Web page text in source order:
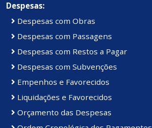
Despesas:
Despesas com Obras
Despesas com Passagens
Despesas com Restos a Pagar
Despesas com Subvenções
Empenhos e Favorecidos
Liquidações e Favorecidos
Orçamento das Despesas